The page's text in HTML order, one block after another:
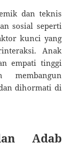
dan teknis
sosial seperti
kunci yang
Anak
empati tinggi
membangun
dihormati di
Adab